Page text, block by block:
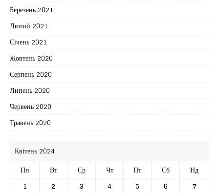
Березень 2021
Лютий 2021
Січень 2021
Жовтень 2020
Серпень 2020
Липень 2020
Червень 2020
Травень 2020
Квітень 2024
Пн
Вт Ср Чт Пт Сб
Нд
1
2 3 4 5 6 7